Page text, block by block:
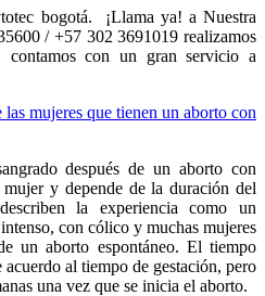
bogotá. ¡Llama ya! a Nuestra
/ +57 302 3691019 realizamos
con un gran servicio a
mujeres que tienen un aborto con
después de un aborto con
y depende de la duración del
la experiencia como un
con cólico y muchas mujeres
un aborto espontáneo. El tiempo
al tiempo de gestación, pero
una vez que se inicia el aborto.